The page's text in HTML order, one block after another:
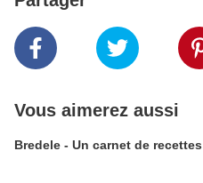
Vous aimerez aussi
Bredele - Un carnet de recettes